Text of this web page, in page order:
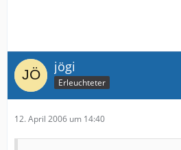
jögi
Erleuchteter
12. April 2006 um 14:40